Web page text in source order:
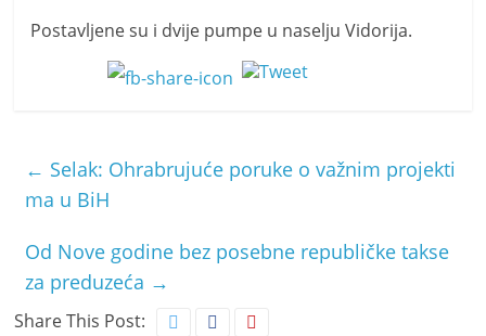
Postavljene su i dvije pumpe u naselju Vidorija.
← Selak: Ohrabrujuće poruke o važnim projekti
ma u BiH
Od Nove godine bez posebne republičke takse
za preduzeća →
Share This Post: